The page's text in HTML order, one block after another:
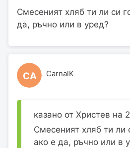
Смесеният хляб ти ли си
да, ръчно или в уред?
CA CarnalK
казано от Христев на
Смесеният хляб ти ли
ако е да, ръчно или в